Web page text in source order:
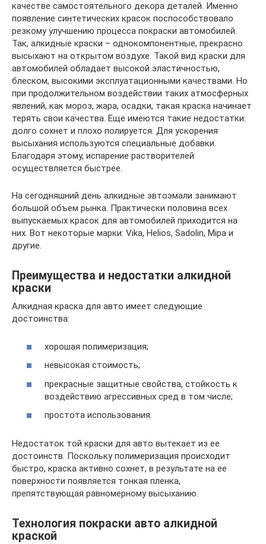
качестве самостоятельного декора деталей. Именно
появление синтетических красок поспособствовало
резкому улучшению процесса покраски автомобилей.
Так, алкидные краски – однокомпонентные, прекрасно
высыхают на открытом воздухе. Такой вид краски для
автомобилей обладает высокой эластичностью,
блеском, высокими эксплуатационными качествами. Но
при продолжительном воздействии таких атмосферных
явлений, как мороз, жара, осадки, такая краска начинает
терять свои качества. Еще имеются такие недостатки:
долго сохнет и плохо полируется. Для ускорения
высыхания используются специальные добавки.
Благодаря этому, испарение растворителей
осуществляется быстрее.
На сегодняшний день алкидные эвтоэмали занимают
большой объем рынка. Практически половина всех
выпускаемых красок для автомобилей приходится на
них. Вот некоторые марки: Vika, Helios, Sadolin, Mipa и
другие.
Преимущества и недостатки алкидной
краски
Алкидная краска для авто имеет следующие
достоинства:
хорошая полимеризация;
невысокая стоимость;
прекрасные защитные свойства, стойкость к
воздействию агрессивных сред в том числе;
простота использования.
Недостаток той краски для авто вытекает из ее
достоинств. Поскольку полимеризация происходит
быстро, краска активно сохнет, в результате на ее
поверхности появляется тонкая пленка,
препятствующая равномерному высыханию.
Технология покраски авто алкидной
краской